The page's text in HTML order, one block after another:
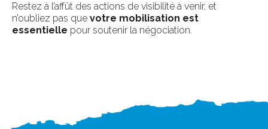
Restez à l’affût des actions de visibilité à venir, et
n’oubliez pas que votre mobilisation est
essentielle pour soutenir la négociation.